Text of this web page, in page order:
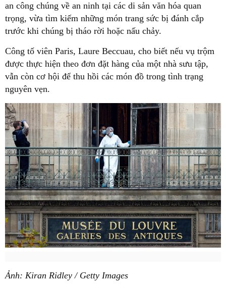
an công chúng về an ninh tại các di sản văn hóa quan
trọng, vừa tìm kiếm những món trang sức bị đánh cắp
trước khi chúng bị tháo rời hoặc nấu chảy.
Công tố viên Paris, Laure Beccuau, cho biết nếu vụ trộm
được thực hiện theo đơn đặt hàng của một nhà sưu tập,
vẫn còn cơ hội để thu hồi các món đồ trong tình trạng
nguyên vẹn.
Ảnh: Kiran Ridley / Getty Images